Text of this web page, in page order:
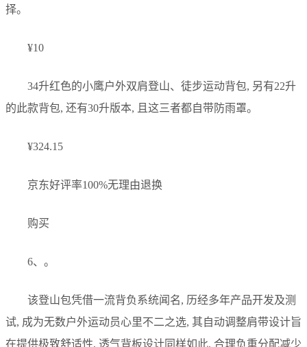
择。
¥10
34升红色的小鹰户外双肩登山、徒步运动背包, 另有22升
的此款背包, 还有30升版本, 且这三者都自带防雨罩。
¥324.15
京东好评率100%无理由退换
购买
6、。
该登山包凭借一流背负系统闻名, 历经多年产品开发及测
试, 成为无数户外运动员心里不二之选, 其自动调整肩带设计旨
在提供极致舒适性, 透气背板设计同样如此, 合理负重分配减少